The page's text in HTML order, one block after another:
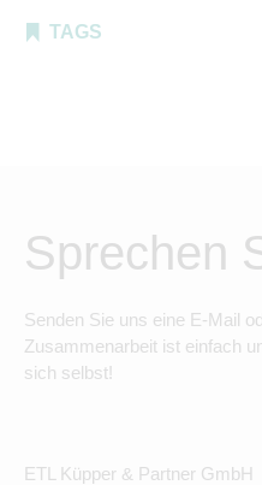
TAGS
Sprechen
Senden Sie uns eine E-Mail
Zusammenarbeit ist einfach
sich selbst!
ETL Küpper & Partner GmbH